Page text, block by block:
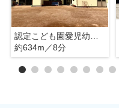
認定こども園愛児幼稚園
約634m／8分